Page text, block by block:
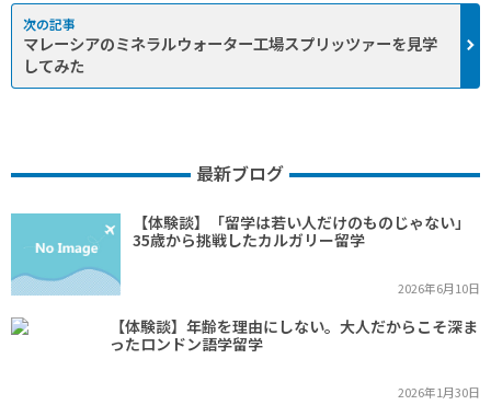
マレーシアのミネラルウォーター工場スプリッツァーを見学
してみた
最新ブログ
【体験談】「留学は若い人だけのものじゃない」
35歳から挑戦したカルガリー留学
2026年6月10日
【体験談】年齢を理由にしない。大人だからこそ深ま
ったロンドン語学留学
2026年1月30日